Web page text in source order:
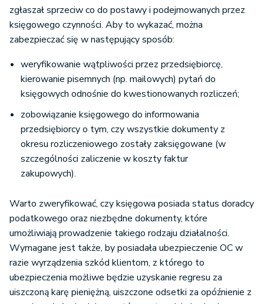
zgłaszał sprzeciw co do postawy i podejmowanych przez
księgowego czynności. Aby to wykazać, można
zabezpieczać się w następujący sposób:
weryfikowanie wątpliwości przez przedsiębiorcę,
kierowanie pisemnych (np. mailowych) pytań do
księgowych odnośnie do kwestionowanych rozliczeń;
zobowiązanie księgowego do informowania
przedsiębiorcy o tym, czy wszystkie dokumenty z
okresu rozliczeniowego zostały zaksięgowane (w
szczególności zaliczenie w koszty faktur
zakupowych).
Warto zweryfikować, czy księgowa posiada status doradcy
podatkowego oraz niezbędne dokumenty, które
umożliwiają prowadzenie takiego rodzaju działalności.
Wymagane jest także, by posiadała ubezpieczenie OC w
razie wyrządzenia szkód klientom, z którego to
ubezpieczenia możliwe będzie uzyskanie regresu za
uiszczoną karę pieniężną, uiszczone odsetki za opóźnienie z